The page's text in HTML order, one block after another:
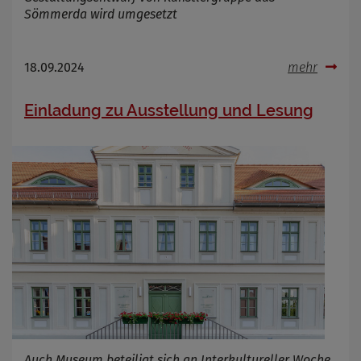
Sömmerda wird umgesetzt
18.09.2024 mehr
Einladung zu Ausstellung und Lesung
Cookies die bei der Verwendung von
OpenWeatherAPI gesetzt werden
Cookie Name